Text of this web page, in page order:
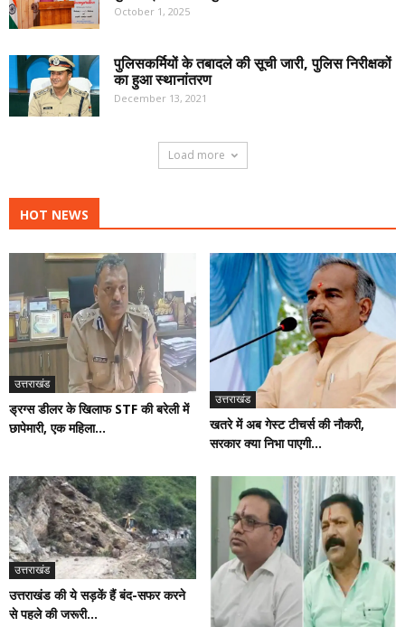
October 1, 2025
पुलिसकर्मियों के तबादले की सूची जारी, पुलिस निरीक्षकों
का हुआ स्थानांतरण
December 13, 2021
Load more
HOT NEWS
उत्तराखंड
ड्रग्स डीलर के खिलाफ STF की बरेली में
छापेमारी, एक महिला...
उत्तराखंड
खतरे में अब गेस्ट टीचर्स की नौकरी,
सरकार क्या निभा पाएगी...
उत्तराखंड
उत्तराखंड की ये सड़कें हैं बंद-सफर करने
से पहले की जरूरी...